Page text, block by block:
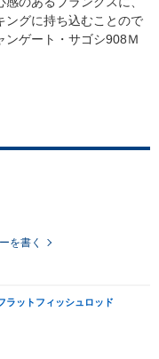
ングに持ち込むことので
ンゲート・サゴシ908Ｍ
を書く
ラットフィッシュロッド